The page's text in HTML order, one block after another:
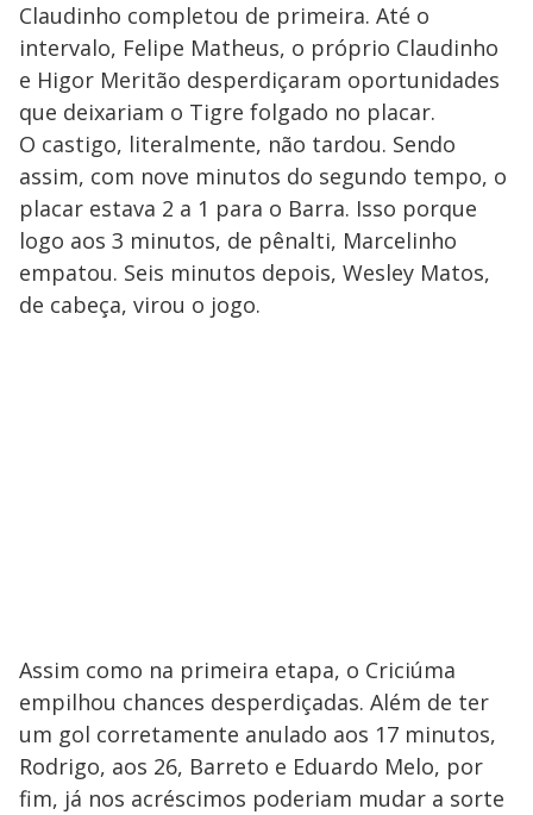
Claudinho completou de primeira. Até o
intervalo, Felipe Matheus, o próprio Claudinho
e Higor Meritão desperdiçaram oportunidades
que deixariam o Tigre folgado no placar.
O castigo, literalmente, não tardou. Sendo
assim, com nove minutos do segundo tempo, o
placar estava 2 a 1 para o Barra. Isso porque
logo aos 3 minutos, de pênalti, Marcelinho
empatou. Seis minutos depois, Wesley Matos,
de cabeça, virou o jogo.
Assim como na primeira etapa, o Criciúma
empilhou chances desperdiçadas. Além de ter
um gol corretamente anulado aos 17 minutos,
Rodrigo, aos 26, Barreto e Eduardo Melo, por
fim, já nos acréscimos poderiam mudar a sorte